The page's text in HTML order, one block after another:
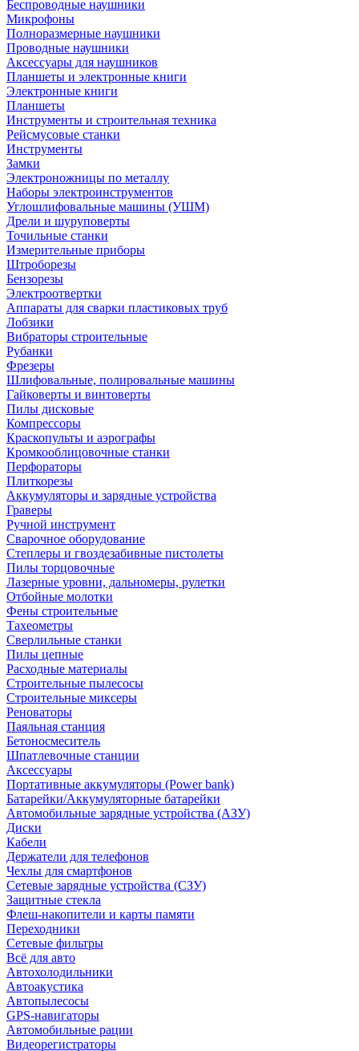
Беспроводные наушники
Микрофоны
Полноразмерные наушники
Проводные наушники
Аксессуары для наушников
Планшеты и электронные книги
Электронные книги
Планшеты
Инструменты и строительная техника
Рейсмусовые станки
Инструменты
Замки
Электроножницы по металлу
Наборы электроинструментов
Углошлифовальные машины (УШМ)
Дрели и шуруповерты
Точильные станки
Измерительные приборы
Штроборезы
Бензорезы
Электроотвертки
Аппараты для сварки пластиковых труб
Лобзики
Вибраторы строительные
Рубанки
Фрезеры
Шлифовальные, полировальные машины
Гайковерты и винтоверты
Пилы дисковые
Компрессоры
Краскопульты и аэрографы
Кромкооблицовочные станки
Перфораторы
Плиткорезы
Аккумуляторы и зарядные устройства
Граверы
Ручной инструмент
Сварочное оборудование
Степлеры и гвоздезабивные пистолеты
Пилы торцовочные
Лазерные уровни, дальномеры, рулетки
Отбойные молотки
Фены строительные
Тахеометры
Сверлильные станки
Пилы цепные
Расходные материалы
Строительные пылесосы
Строительные миксеры
Реноваторы
Паяльная станция
Бетоносмеситель
Шпатлевочные станции
Аксессуары
Портативные аккумуляторы (Power bank)
Батарейки/Аккумуляторные батарейки
Автомобильные зарядные устройства (АЗУ)
Диски
Кабели
Держатели для телефонов
Чехлы для смартфонов
Сетевые зарядные устройства (СЗУ)
Защитные стекла
Флеш-накопители и карты памяти
Переходники
Сетевые фильтры
Всё для авто
Автохолодильники
Автоакустика
Автопылесосы
GPS-навигаторы
Автомобильные рации
Видеорегистраторы